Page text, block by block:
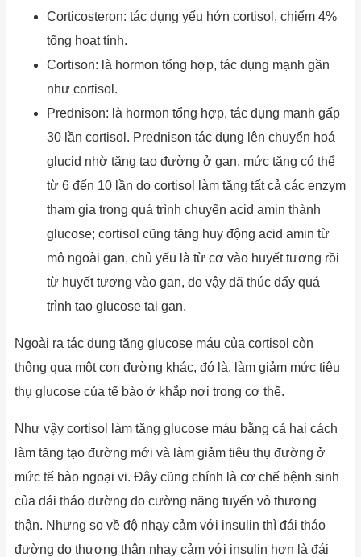
Corticosteron: tác dụng yếu hớn cortisol, chiếm 4%
tổng hoạt tính.
Cortison: là hormon tổng hợp, tác dụng mạnh gần
như cortisol.
Prednison: là hormon tổng hợp, tác dụng mạnh gấp
30 lần cortisol. Prednison tác dụng lên chuyển hoá
glucid nhờ tăng tạo đường ở gan, mức tăng có thể
từ 6 đến 10 lần do cortisol làm tăng tất cả các enzym
tham gia trong quá trình chuyển acid amin thành
glucose; cortisol cũng tăng huy động acid amin từ
mô ngoài gan, chủ yếu là từ cơ vào huyết tương rồi
từ huyết tương vào gan, do vậy đã thúc đẩy quá
trình tạo glucose tại gan.
Ngoài ra tác dụng tăng glucose máu của cortisol còn
thông qua một con đường khác, đó là, làm giảm mức tiêu
thụ glucose của tế bào ở khắp nơi trong cơ thể.
Như vậy cortisol làm tăng glucose máu bằng cả hai cách
làm tăng tạo đường mới và làm giảm tiêu thụ đường ở
mức tế bào ngoại vi. Đây cũng chính là cơ chế bệnh sinh
của đái tháo đường do cường năng tuyến vỏ thượng
thận. Nhưng so về độ nhạy cảm với insulin thì đái tháo
đường do thượng thận nhạy cảm với insulin hơn là đái